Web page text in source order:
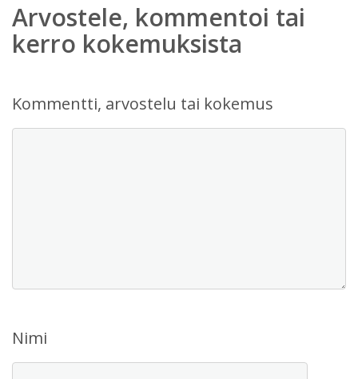
Arvostele, kommentoi tai
kerro kokemuksista
Kommentti, arvostelu tai kokemus
Nimi